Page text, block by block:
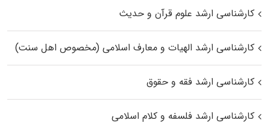
کارشناسی ارشد علوم قرآن و حدیث
کارشناسی ارشد الهیات و معارف اسلامی (مخصوص اهل سنت)
کارشناسی ارشد فقه و حقوق
کارشناسی ارشد فلسفه و کلام اسلامی